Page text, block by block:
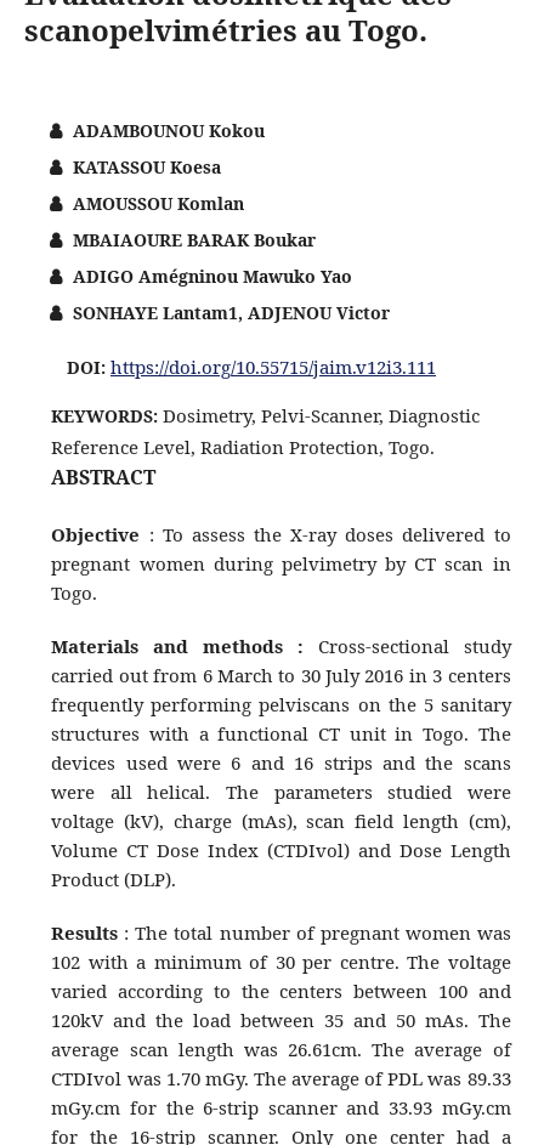
scanopelvimétries au Togo.
ADAMBOUNOU Kokou
KATASSOU Koesa
AMOUSSOU Komlan
MBAIAOURE BARAK Boukar
ADIGO Amégninou Mawuko Yao
SONHAYE Lantam1, ADJENOU Victor
DOI: https://doi.org/10.55715/jaim.v12i3.111
KEYWORDS:Dosimetry, Pelvi-Scanner, Diagnostic
Reference Level, Radiation Protection, Togo.
ABSTRACT
Objective : To assess the X-ray doses delivered to
pregnant women during pelvimetry by CT scan in
Togo.
Materials and methods : Cross-sectional study
carried out from 6 March to 30 July 2016 in 3 centers
frequently performing pelviscans on the 5 sanitary
structures with a functional CT unit in Togo. The
devices used were 6 and 16 strips and the scans
were all helical. The parameters studied were
voltage (kV), charge (mAs), scan field length (cm),
Volume CT Dose Index (CTDIvol) and Dose Length
Product (DLP).
Results : The total number of pregnant women was
102 with a minimum of 30 per centre. The voltage
varied according to the centers between 100 and
120kV and the load between 35 and 50 mAs. The
average scan length was 26.61cm. The average of
CTDIvol was 1.70 mGy. The average of PDL was 89.33
mGy.cm for the 6-strip scanner and 33.93 mGy.cm
for the 16-strip scanner. Only one center had a